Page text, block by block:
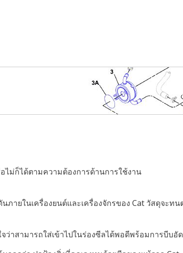
ม่ก็ได้ตามความต้องการด้านการใช้งาน
ยในเครื่องยนต์และเครื่องจักรของ Cat วัสดุจะท
าสามารถใส่เข้าไปในร่องซีลได้พอดีพร้อมการบีบอั